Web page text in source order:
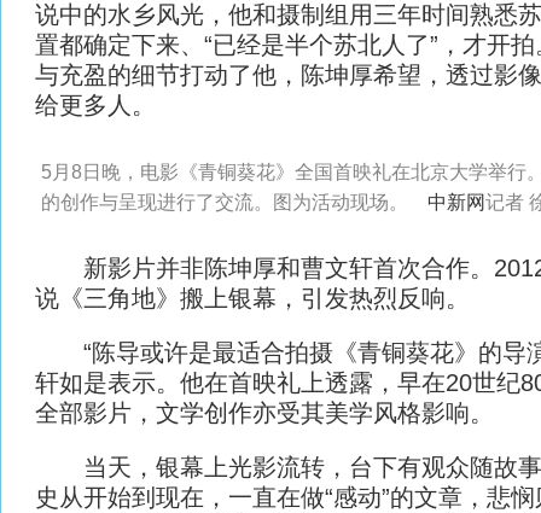
说中的水乡风光，他和摄制组用三年时间熟悉
置都确定下来、“已经是半个苏北人了”，才开
与充盈的细节打动了他，陈坤厚希望，透过影
给更多人。
5月8日晚，电影《青铜葵花》全国首映礼在北京大学举行
的创作与呈现进行了交流。图为活动现场。 中新网记者
新影片并非陈坤厚和曹文轩首次合作。
说《三角地》搬上银幕，引发热烈反响。
“陈导或许是最适合拍摄《青铜葵花》的导
轩如是表示。他在首映礼上透露，早在20世纪
全部影片，文学创作亦受其美学风格影响。
当天，银幕上光影流转，台下有观众随故事
史从开始到现在，一直在做“感动”的文章，悲